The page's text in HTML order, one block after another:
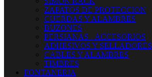
ZAPATOS DE PROTECCION
CUERDAS Y ALAMBRES
BUZONES
PERSIANAS - ACCESORIOS
ADHESIVOS Y SELLADORES
CABLES Y ALAMBRES
TIMBRES
FONTANERIA